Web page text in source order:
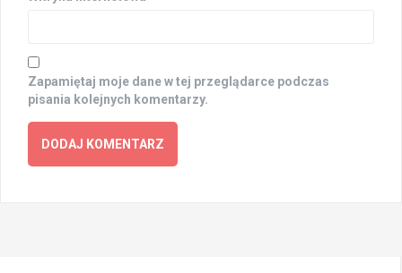
Zapamiętaj moje dane w tej przeglądarce podczas
pisania kolejnych komentarzy.